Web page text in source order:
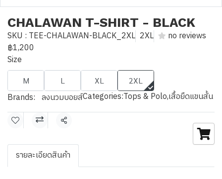
CHALAWAN T-SHIRT - BLACK
SKU : TEE-CHALAWAN-BLACK_2XL 2XL
no reviews
฿1,200
Size
M L XL 2XL
Brands: ลงนวมบอยส์Categories:Tops & Polo,เสื้อยืดแขนสั้น
Share
รายละเอียดสินค้า